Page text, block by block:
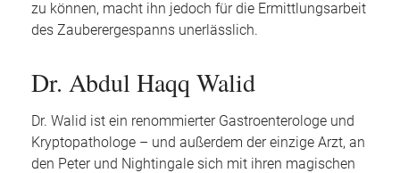
zu können, macht ihn jedoch für die Ermittlungsarbeit
des Zauberergespanns unerlässlich.
Dr. Abdul Haqq Walid
Dr. Walid ist ein renommierter Gastroenterologe und
Kryptopathologe – und außerdem der einzige Arzt, an
den Peter und Nightingale sich mit ihren magischen